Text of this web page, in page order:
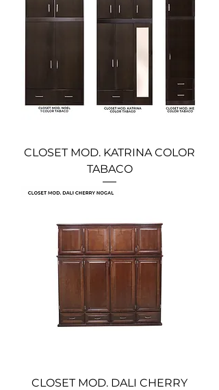
CLOSET MOD. KATRINA COLOR
TABACO
CLOSET MOD. DALI CHERRY